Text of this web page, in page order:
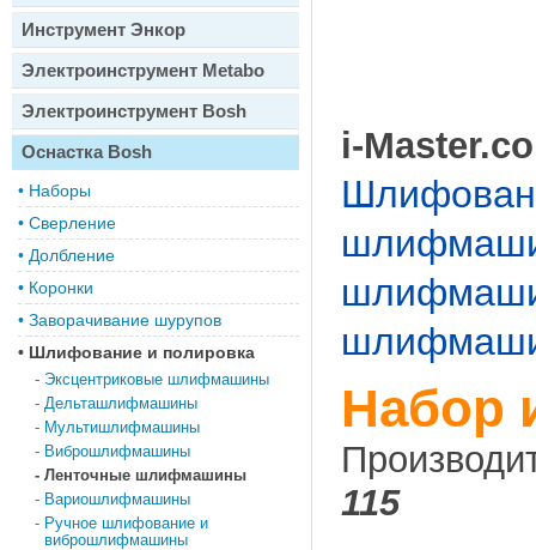
Инструмент Энкор
Электроинструмент Metabo
Электроинструмент Bosh
Оснастка Bosh
• Наборы
• Сверление
• Долбление
• Коронки
• Заворачивание шурупов
• Шлифование и полировка
- Эксцентриковые шлифмашины
- Дельташлифмашины
- Мультишлифмашины
- Виброшлифмашины
- Ленточные шлифмашины
- Вариошлифмашины
- Ручное шлифование и
виброшлифмашины
i-
Набор
115